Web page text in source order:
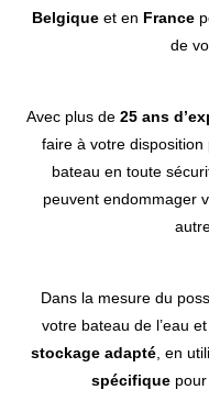
Belgique et en France
de
Avec plus de 25 ans
faire à votre
bateau en toute
peuvent endommager
Dans la mesure du
votre bateau de l’eau
stockage adapté, en
spécifiquepour